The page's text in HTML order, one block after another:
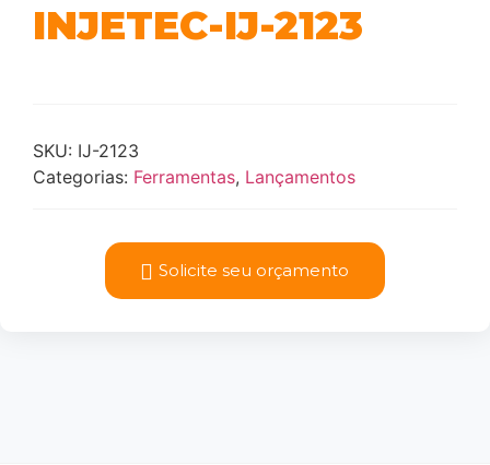
INJETEC-IJ-2123
SKU: IJ-2123
Categorias: Ferramentas, Lançamentos
Solicite seu orçamento